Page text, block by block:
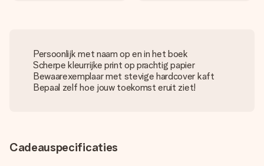
Persoonlijk met naam op en in het boek
Scherpe kleurrijke print op prachtig papier
Bewaarexemplaar met stevige hardcover kaft
Bepaal zelf hoe jouw toekomst eruit ziet!
Cadeauspecificaties